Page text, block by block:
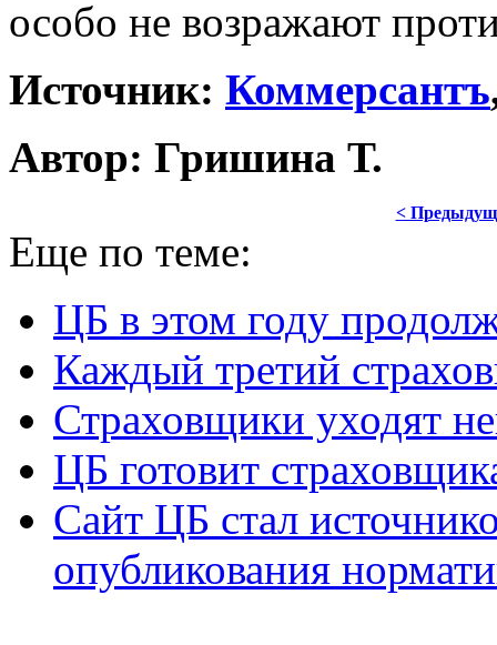
особо не возражают
Источник: Коммерсантъ
Автор: Гришина Т.
<
Еще по теме:
ЦБ в этом году
Каждый третий
Страховщики уходят
ЦБ готовит
Сайт ЦБ стал
опубликования